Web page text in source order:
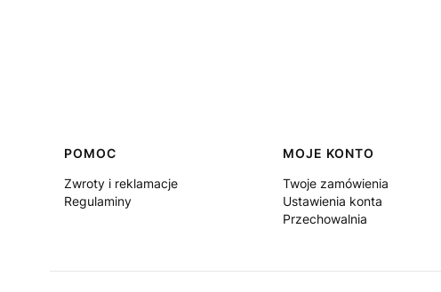
Linki w stopce
POMOC
Zwroty i reklamacje
Regulaminy
MOJE KONTO
Twoje zamówienia
Ustawienia konta
Przechowalnia